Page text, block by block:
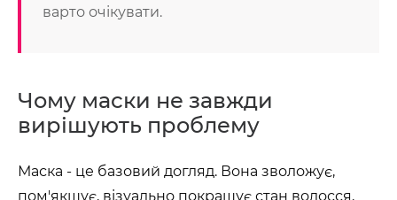
варто очікувати.
Чому маски не завжди
вирішують проблему
Маска - це базовий догляд. Вона зволожує,
пом'якшує, візуально покращує стан волосся,